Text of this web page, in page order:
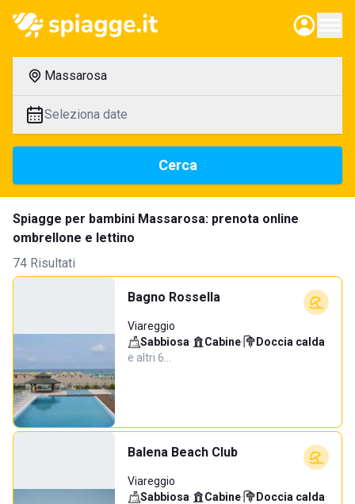
Massarosa
Seleziona date
Cerca
Spiagge per bambini Massarosa: prenota online
ombrellone e lettino
74 Risultati
Bagno Rossella
Viareggio
Sabbiosa· Cabine· Doccia calda·
e altri 6…
Balena Beach Club
Viareggio
Sabbiosa· Cabine· Doccia calda·